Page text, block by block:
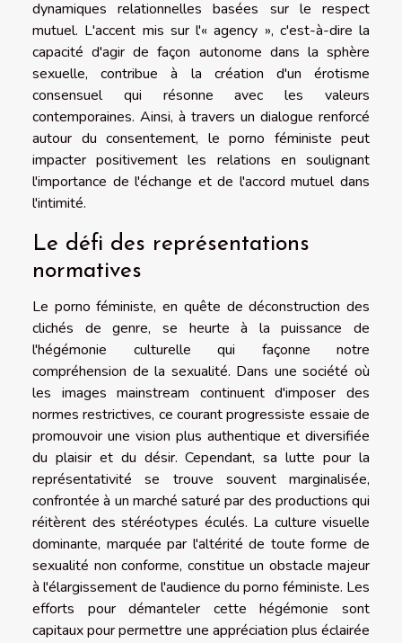
dynamiques relationnelles basées sur le respect
mutuel. L'accent mis sur l'« agency », c'est-à-dire la
capacité d'agir de façon autonome dans la sphère
sexuelle, contribue à la création d'un érotisme
consensuel qui résonne avec les valeurs
contemporaines. Ainsi, à travers un dialogue renforcé
autour du consentement, le porno féministe peut
impacter positivement les relations en soulignant
l'importance de l'échange et de l'accord mutuel dans
l'intimité.
Le défi des représentations
normatives
Le porno féministe, en quête de déconstruction des
clichés de genre, se heurte à la puissance de
l'hégémonie culturelle qui façonne notre
compréhension de la sexualité. Dans une société où
les images mainstream continuent d'imposer des
normes restrictives, ce courant progressiste essaie de
promouvoir une vision plus authentique et diversifiée
du plaisir et du désir. Cependant, sa lutte pour la
représentativité se trouve souvent marginalisée,
confrontée à un marché saturé par des productions qui
réitèrent des stéréotypes éculés. La culture visuelle
dominante, marquée par l'altérité de toute forme de
sexualité non conforme, constitue un obstacle majeur
à l'élargissement de l'audience du porno féministe. Les
efforts pour démanteler cette hégémonie sont
capitaux pour permettre une appréciation plus éclairée